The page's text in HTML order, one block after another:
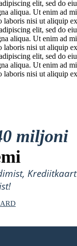
elit, sed do
aliqua. Ut enim ad
laboris nisi ut aliquip ex
elit, sed do
aliqua. Ut enim ad
laboris nisi ut aliquip ex
elit, sed do
aliqua. Ut enim ad
laboris nisi ut aliquip ex
miljoni